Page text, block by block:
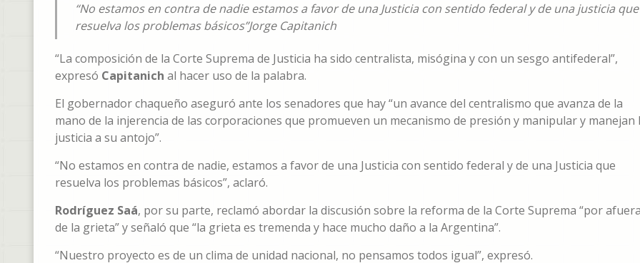
“No estamos en contra de nadie estamos a favor de una Justicia con sentido federal y de una justicia que
resuelva los problemas básicos”Jorge Capitanich
“La composición de la Corte Suprema de Justicia ha sido centralista, misógina y con un sesgo antifederal”,
expresó Capitanich al hacer uso de la palabra.
El gobernador chaqueño aseguró ante los senadores que hay “un avance del centralismo que avanza de la
mano de la injerencia de las corporaciones que promueven un mecanismo de presión y manipular y manejan
justicia a su antojo”.
“No estamos en contra de nadie, estamos a favor de una Justicia con sentido federal y de una Justicia que
resuelva los problemas básicos”, aclaró.
Rodríguez Saá, por su parte, reclamó abordar la discusión sobre la reforma de la Corte Suprema “por
de la grieta” y señaló que “la grieta es tremenda y hace mucho daño a la Argentina”.
“Nuestro proyecto es de un clima de unidad nacional, no pensamos todos igual”, expresó.